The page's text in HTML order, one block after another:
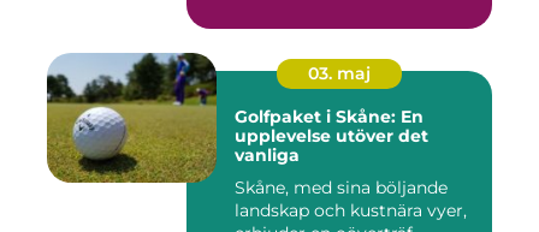
03. maj
Golfpaket i Skåne: En
upplevelse utöver det
vanliga
Skåne, med sina böljande
landskap och kustnära vyer,